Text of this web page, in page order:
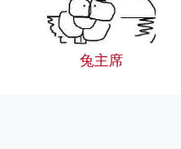
兔主席